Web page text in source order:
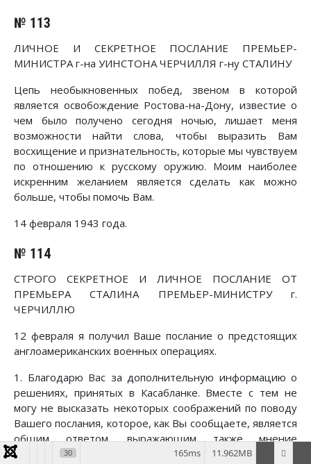
№ 113
ЛИЧНОЕ И СЕКРЕТНОЕ ПОСЛАНИЕ ПРЕМЬЕР-
МИНИСТРА г-на УИНСТОНА ЧЕРЧИЛЛЯ г-ну СТАЛИНУ
Цепь необыкновенных побед, звеном в которой
является освобождение Ростова-на-Дону, известие о
чем было получено сегодня ночью, лишает меня
возможности найти слова, чтобы выразить Вам
восхищение и признательность, которые мы чувствуем
по отношению к русскому оружию. Моим наиболее
искренним желанием является сделать как можно
больше, чтобы помочь Вам.
14 февраля 1943 года.
№ 114
СТРОГО СЕКРЕТНОЕ И ЛИЧНОЕ ПОСЛАНИЕ ОТ
ПРЕМЬЕРА СТАЛИНА ПРЕМЬЕР-МИНИСТРУ г.
ЧЕРЧИЛЛЮ
12 февраля я получил Ваше послание о предстоящих
англоамериканских военных операциях.
1. Благодарю Вас за дополнительную информацию о
решениях, принятых в Касабланке. Вместе с тем не
могу не высказать некоторых соображений по поводу
Вашего послания, которое, как Вы сообщаете, является
общим ответом, выражающим также мнение
Президента.
30 11.962MB
165ms